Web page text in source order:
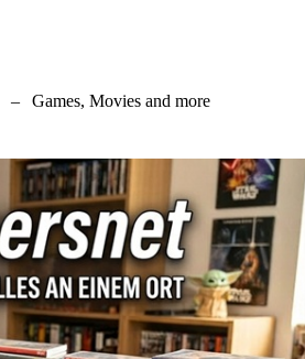
– Games, Movies and more